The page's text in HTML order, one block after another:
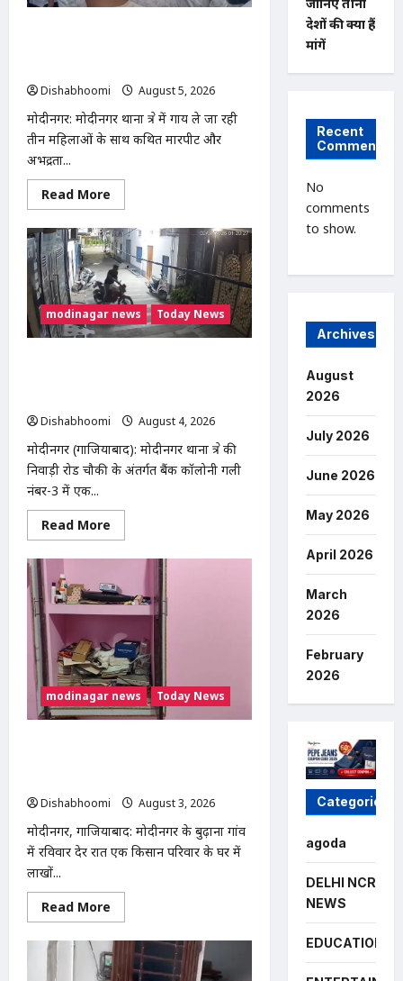
Dishabhoomi
August 5, 2026
मोदीनगर: मोदीनगर थाना क्षेत्र में गाय ले जा रही
तीन महिलाओं के साथ कथित मारपीट और
अभद्रता...
Read More
more
मोदीनगर
में
गाय
ले
जा
रही
महिलाओं
से
मारपीट
कर
गिरफ्तारी
की
मांग
modinagar news Today News
Dishabhoomi
August 4, 2026
मोदीनगर (गाजियाबाद): मोदीनगर थाना क्षेत्र की
निवाड़ी रोड चौकी के अंतर्गत बैंक कॉलोनी गली
नंबर-3 में एक...
Read More
more
Modinagar
मोदीनगर
में
छात्र
बाइक
चोरी,
CCTV
में
कैद
हुआ
चोर;
पुलिस
modinagar news Today News
Dishabhoomi
August 3, 2026
मोदीनगर, गाजियाबाद: मोदीनगर के बुढ़ाना गांव
में रविवार देर रात एक किसान परिवार के घर में
लाखों...
Read More
more
Modinagar
:
मोदीनगर
देशों की क्या हैं
मांगें
Recent
Comments
No
comments
to show.
Archives
August
2026
July 2026
June 2026
May 2026
April 2026
March
2026
February
2026
Categories
agoda
DELHI NCR
NEWS
EDUCATION